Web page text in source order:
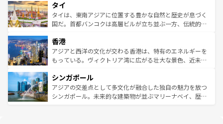
リティに包まれながら、韓国の多彩な魅力を心ゆくまで味
わってみてほしい。 なお、新着の韓国情報はコンテンツ一
覧を参照してほしい。
急速な発展と共に伝統が息づく。ハノイの古い町並みやホ
ーチミン市のフランス統治時代の建物も、独特の雰囲気を
醸し出している。また、バラエティの豊かさとおいしさで
とつ。フォーやバインミー、ベトナムコーヒーなどは、ぜ
ひ現地で味わいたい。どの地域を訪れてもあたたかい人々
が旅行者を迎えてくれるので、きっと忘れられない旅にな
参照してほしい。
タイ
タイは、東南アジアに位置する豊かな自然と歴史が息づく
国だ。首都バンコクは高層ビルが立ち並ぶ一方、伝統的な
の活気が交差している。北部ではチェンマイなどの山岳地
帯で自然と触れ合い、南部ではプーケットやクラビの美し
いビーチでリゾート気分を楽しむことができる。タイ料理
激する。気候は一年中温暖で、どの季節にも異なる楽しみ
が待っている。親しみやすいタイの人々、仏教を中心とし
た文化、そして多様な観光資源が、訪れる旅人を魅了し続
香港
アジアと西洋の文化が交わる香港は、特有のエネルギーを
もっている。ヴィクトリア湾に広がる壮大な景色、近未来
み、どこを訪れても感動するはず。観光スポットが密集し
ており、効率よく見どころを回れるのも魅力。息をのむよ
うな絶景から文化的な体験まで、香港を存分に楽しみ尽く
シンガポール
アジアの交差点として多文化が融合した独自の魅力を放つ
シンガポール。未来的な建築物が並ぶマリーナベイ、歴史